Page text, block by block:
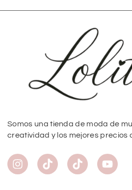
Somos una tienda de moda de
creatividad y los mejores precios